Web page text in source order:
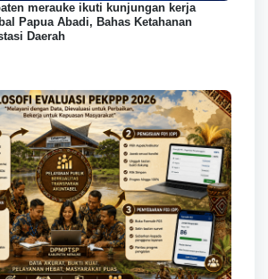
merauke ikuti kunjungan kerja
Papua Abadi, Bahas Ketahanan
Daerah